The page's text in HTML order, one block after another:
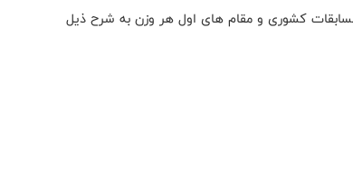
مسابقات کشوری و مقام های اول هر وزن به شرح ذیل